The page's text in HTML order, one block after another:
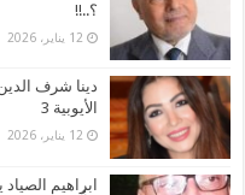
؟..!!
12 يناير، 2026
دينا شرف
الأيوبية 3
12 يناير، 2026
ابراهيم